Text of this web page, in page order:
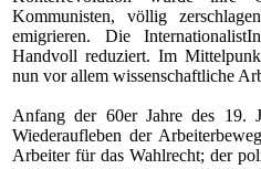
Kommunisten, völlig
emigrieren. Die
Handvoll reduziert. Im
nun vor allem wissenschaftliche
Anfang der 60er Jahre des 19.
Wiederaufleben der
Arbeiter für das Wahlrecht; der